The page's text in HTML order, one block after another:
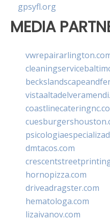
gpsyfl.org
MEDIA
dmtacos.com
hornopizza.com
driveadragster.com
hematologa.com
lizaivanov.com